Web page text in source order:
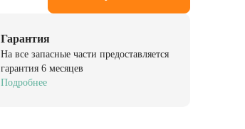
Гарантия
На все запасные части предоставляется
гарантия 6 месяцев
Подробнее